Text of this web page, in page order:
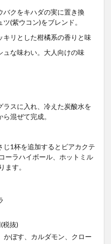
バクをキハダの実に置き換
(紫ウコン)をブレンド。
キリとした柑橘系の香りと味
ュな味わい。大人向けの味
ラスに入れ、冷えた炭酸水を
混ぜて完成。
1杯を追加するとビアカクテ
ーラハイボール、ホットミル
ます。
税抜)
かぼす、カルダモン、クロー
ドリンクレビュー
コーラを楽しむ
カフェイン
いってみた
キャンペーン
コーラとハンバーガー